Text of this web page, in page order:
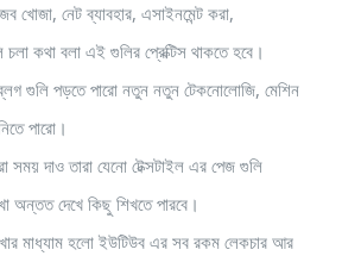
খোজা, নেট ব্যাবহার, এসাইনমেন্ট করা,
চলা কথা বলা এই গুলির প্রেক্টিস থাকতে হবে।
গুলি পড়তে পারো নতুন নতুন টেকনোলোজি, মেশিন
পারো।
সময় দাও তারা যেনো টেক্সটাইল এর পেজ গুলি
অন্তত দেখে কিছু শিখতে পারবে।
মাধ্যাম হলো ইউটিউব এর সব রকম লেকচার আর